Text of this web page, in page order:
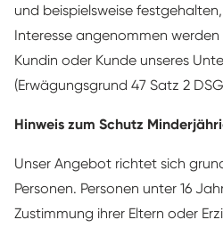
und beispielsweise
Interesse angenommen werden
Kundin oder Kunde unseres
(Erwägungsgrund 47 Satz 2
Hinweis zum Schutz
Unser Angebot richtet sich
Personen. Personen unter 16
Zustimmung ihrer Eltern oder